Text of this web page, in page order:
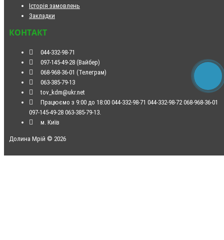
Історія замовлень
Закладки
КОНТАКТ
044-332-98-71
097-145-49-28 (Вайбер)
068-968-36-01 (Телеграм)
063-385-79-13
tov_kdm@ukr.net
Працюємо з 9:00 до 18:00 044-332-98-71 044-332-98-72 068-968-36-01
097-145-49-28 063-385-79-13.
м. Київ
Долина Мрій © 2026